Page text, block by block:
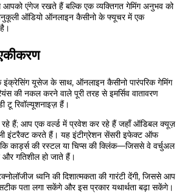
एंगेज रखते हैं बल्कि एक व्यक्तिगत गेमिंग अनुभव को
ऑडियो ऑनलाइन कैसीनो के फ्यूचर में एक
इंक्रेसिंग यूसेज के साथ, ऑनलाइन कैसीनो पारंपरिक गेमिंग
की नकल करने वाले पूरी तरह से इमर्सिव वातावरण
टू रिवॉल्यूशनाइज़ हैं।
हैं; आप एक वर्ल्ड में प्रवेश कर रहे हैं जहाँ ऑडिबल क्यूज़
इंटरैक्ट करते हैं। यह इंटीग्रेशन सेंसरी इफेक्ट ऑफ
कार्ड्स की रस्टल या चिप्स की क्लिंक—जिससे वे वर्चुअल
गतिशील हो जाते हैं।
ध्वनि की दिशात्मकता की गारंटी देंगी, जिससे आप
पता लगा सकेंगे और इस प्रकार यथार्थता बढ़ा सकेंगे।